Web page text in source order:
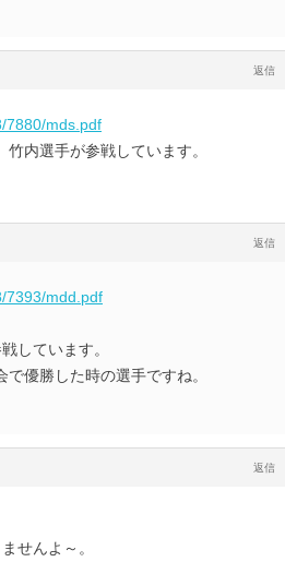
返信
7880/mds.pdf
内選手が参戦しています。
返信
7393/mdd.pdf
しています。
優勝した時の選手ですね。
返信
せんよ～。